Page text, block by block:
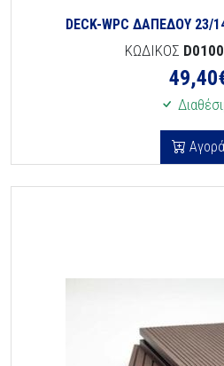
DECK-WPC ΔΑΠΕΔΟΥ 23/
ΚΩΔΙΚΟΣ
49,40
Αγορά